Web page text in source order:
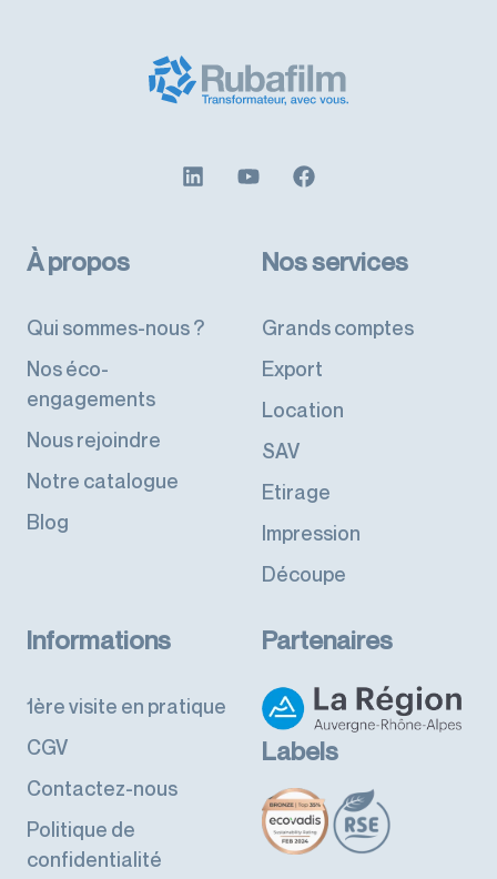
À propos
Qui sommes-nous ?
Nos éco-
engagements
Nous rejoindre
Notre catalogue
Blog
Nos services
Grands comptes
Export
Location
SAV
Etirage
Impression
Découpe
Informations
1ère visite en pratique
CGV
Contactez-nous
Politique de
confidentialité
Partenaires
Labels